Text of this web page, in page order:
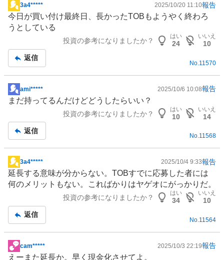
掲
示
板
3a4***** 2025/10/20 11:10報告
今日が買い付け最終日、長かったTOBもようやく終わろ
うとしている
投資の参考になりましたか？
はい
24
いいえ
10
返信
No. 11570
掲
示
事
ami***** 2025/10/6 10:08報告
まだ持ってるんだけどどうしたらいい？
投資の参考になりましたか？
はい
10
いいえ
14
返信
No.11568
掲
示
板
3a4***** 2025/10/4 9:33報告
延長する意味が分からない。TOBすでに応募した者には
何のメリットもない。こればかりはヤゲオにがっかりだ。
投資の参考になりましたか？
はい
34
いいえ
10
返信
No. 11564
掲
cam***** 2025/10/3 22:19報告
えーまた延長か。早く現金化させてよ。